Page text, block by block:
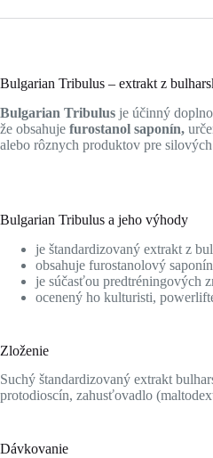
Bulgarian Tribulus – extrakt z
Bulgarian Tribulus je účinný
že obsahuje furostanol saponín,
alebo rôznych produktov pre
Bulgarian Tribulus a jeho výhody
je štandardizovaný extrakt z
obsahuje furostanolový saponín
je súčasťou predtréningových
ocenený ho kulturisti,
Zloženie
Suchý štandardizovaný extrakt
protodioscín, zahusťovadlo
Dávkovanie